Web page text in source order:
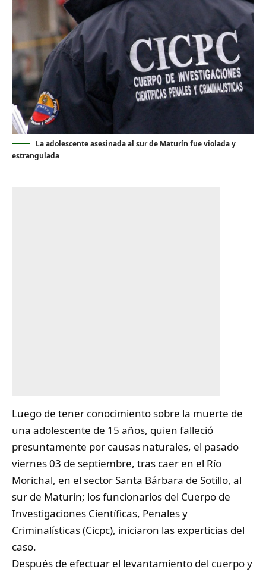
La adolescente asesinada al sur de Maturín fue violada y
estrangulada
Luego de tener conocimiento sobre la muerte de
una adolescente de 15 años, quien falleció
presuntamente por causas naturales, el pasado
viernes 03 de septiembre, tras caer en el Río
Morichal, en el sector Santa Bárbara de Sotillo, al
sur de Maturín; los funcionarios del Cuerpo de
Investigaciones Científicas, Penales y
Criminalísticas (Cicpc), iniciaron las experticias del
caso.
Después de efectuar el levantamiento del cuerpo y